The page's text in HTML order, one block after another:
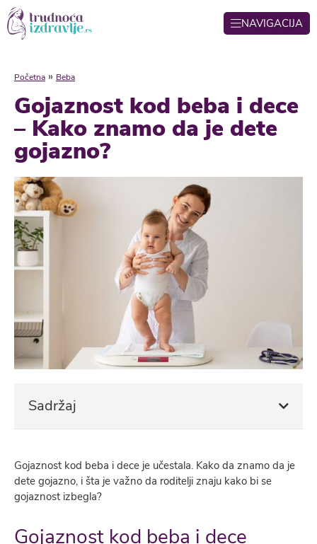
NAVIGACIJA
Početna » Beba
Gojaznost kod beba i dece
– Kako znamo da je dete
gojazno?
Sadržaj
Gojaznost kod beba i dece je učestala. Kako da znamo da je
dete gojazno, i šta je važno da roditelji znaju kako bi se
gojaznost izbegla?
Gojaznost kod beba i dece